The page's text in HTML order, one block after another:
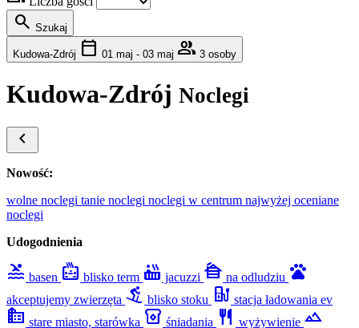
search Szukaj
Kudowa-Zdrój calendar_today 01 maj - 03 maj group 3 osoby
Kudowa-Zdrój Noclegi
chevron_left
Nowość:
wolne noclegi tanie noclegi noclegi w centrum najwyżej oceniane
noclegi
Udogodnienia
pool basen bath_public_large blisko term hot_tub jacuzzi cabin na odludziu pets
akceptujemy zwierzęta downhill_skiing blisko stoku ev_station stacja ładowania ev
source_environment stare miasto, starówka breakfast_dining śniadania restaurant wyżywienie filter_hdr